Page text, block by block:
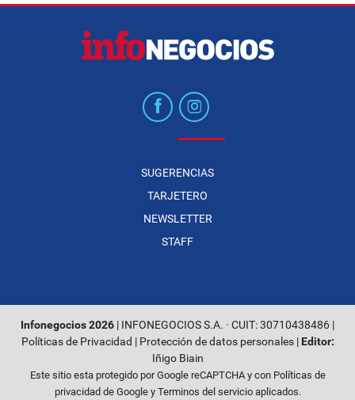
SUGERENCIAS
TARJETERO
NEWSLETTER
STAFF
Infonegocios 2026 | INFONEGOCIOS S.A. · CUIT: 30710438486 |
Políticas de Privacidad | Protección de datos personales| Editor:
Iñigo Biain
Este sitio esta protegido por Google reCAPTCHA y con Políticas de
privacidad de Googley Terminos del servicioaplicados.